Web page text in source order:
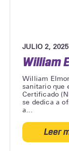
JULIO 2, 2025
William
William
sanitario que
Certificado
se dedica a
a...
Leer